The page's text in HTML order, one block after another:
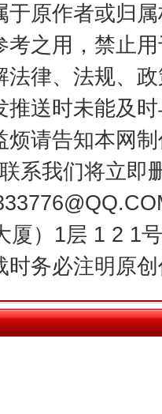
于原作者或归
考之用，禁止
法律、法规、
推送时未能及
烦请告知本网
系我们将立即
厦）1层 1 2 1
时务必注明原
今